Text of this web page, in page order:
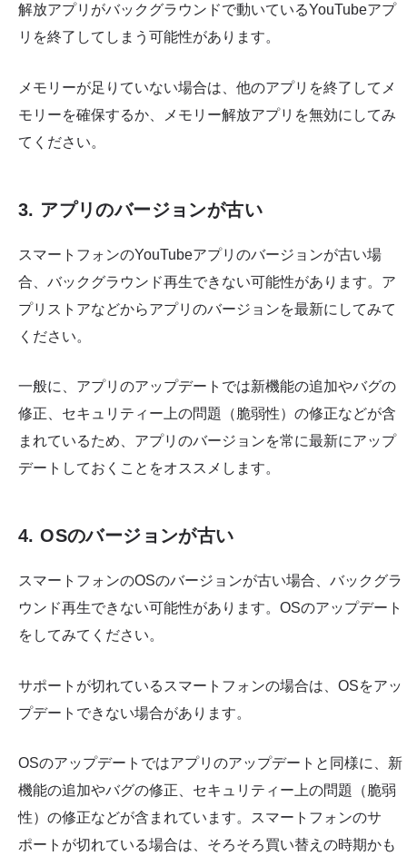
解放アプリがバックグラウンドで動いているYouTubeアプ
リを終了してしまう可能性があります。
メモリーが足りていない場合は、他のアプリを終了してメ
モリーを確保するか、メモリー解放アプリを無効にしてみ
てください。
3. アプリのバージョンが古い
スマートフォンのYouTubeアプリのバージョンが古い場
合、バックグラウンド再生できない可能性があります。ア
プリストアなどからアプリのバージョンを最新にしてみて
ください。
一般に、アプリのアップデートでは新機能の追加やバグの
修正、セキュリティー上の問題（脆弱性）の修正などが含
まれているため、アプリのバージョンを常に最新にアップ
デートしておくことをオススメします。
4. OSのバージョンが古い
スマートフォンのOSのバージョンが古い場合、バックグラ
ウンド再生できない可能性があります。OSのアップデート
をしてみてください。
サポートが切れているスマートフォンの場合は、OSをアッ
プデートできない場合があります。
OSのアップデートではアプリのアップデートと同様に、新
機能の追加やバグの修正、セキュリティー上の問題（脆弱
性）の修正などが含まれています。スマートフォンのサ
ポートが切れている場合は、そろそろ買い替えの時期かも